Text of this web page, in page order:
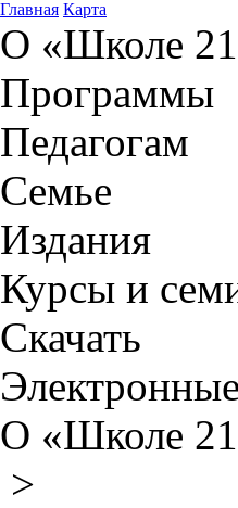
Главная Карта
О «Школе
Программы
Педагогам
Семье
Издания
Курсы и
Скачать
О «Школе
>